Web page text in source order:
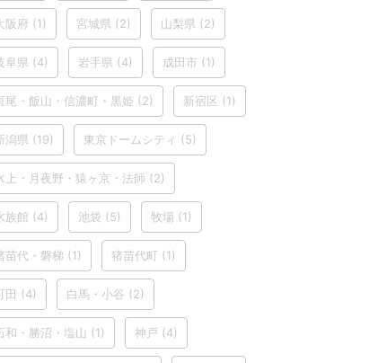
阪府 (1) 宮城県 (2) 山梨県 (2)
阜県 (4) 岩手県 (4) 成田市 (1)
尾・飯山・信濃町・黒姫 (2) 新宿区 (1)
潟県 (19) 東京ドームシティ (5)
上・月夜野・猿ヶ京・法師 (2)
族館 (4) 池袋 (5) 牧場 (1)
苗代・磐梯 (1) 猪苗代町 (1)
田 (4) 白馬・小谷 (2)
和・勝沼・塩山 (1) 神戸 (4)